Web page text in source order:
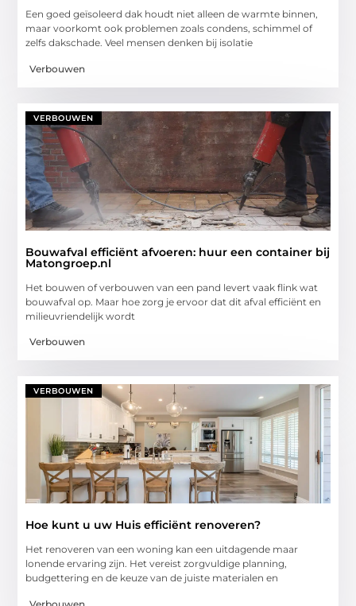
Een goed geïsoleerd dak houdt niet alleen de warmte binnen,
maar voorkomt ook problemen zoals condens, schimmel of
zelfs dakschade. Veel mensen denken bij isolatie
Verbouwen
VERBOUWEN
Bouwafval efficiënt afvoeren: huur een container bij
Matongroep.nl
Het bouwen of verbouwen van een pand levert vaak flink wat
bouwafval op. Maar hoe zorg je ervoor dat dit afval efficiënt en
milieuvriendelijk wordt
Verbouwen
VERBOUWEN
Hoe kunt u uw Huis efficiënt renoveren?
Het renoveren van een woning kan een uitdagende maar
lonende ervaring zijn. Het vereist zorgvuldige planning,
budgettering en de keuze van de juiste materialen en
Verbouwen